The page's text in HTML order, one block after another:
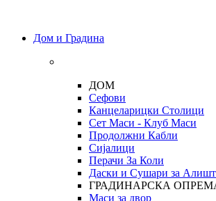
Дом и Градина
ДОМ
Сефови
Канцеларицки Столици
Сет Маси - Клуб Маси
Продолжни Кабли
Сијалици
Перачи За Коли
Даски и Сушари за
ГРАДИНАРСКА
Маси за двор